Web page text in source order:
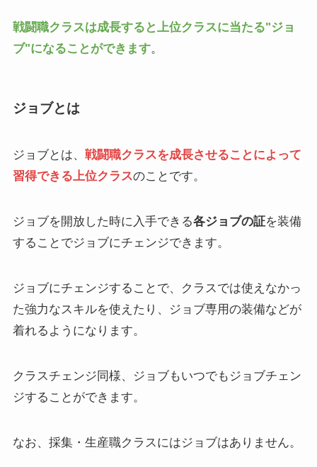
戦闘職クラスは成長すると上位クラスに当たる"ジョ
ブ"になることができます。
ジョブとは
ジョブとは、 戦闘職クラスを成長させることによって
習得できる上位クラスのことです。
ジョブを開放した時に入手できる各ジョブの証を装備
することでジョブにチェンジできます。
ジョブにチェンジすることで、クラスでは使えなかっ
た強力なスキルを使えたり、ジョブ専用の装備などが
着れるようになります。
クラスチェンジ同様、ジョブもいつでもジョブチェン
ジすることができます。
なお、採集・生産職クラスにはジョブはありません。